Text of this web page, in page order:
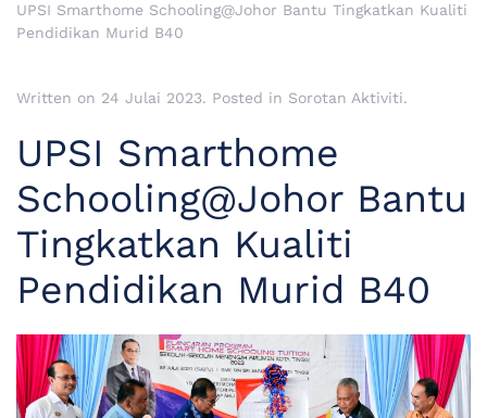
UPSI Smarthome Schooling@Johor Bantu Tingkatkan Kualiti
Pendidikan Murid B40
Written on 24 Julai 2023. Posted in Sorotan Aktiviti.
UPSI Smarthome
Schooling@Johor Bantu
Tingkatkan Kualiti
Pendidikan Murid B40